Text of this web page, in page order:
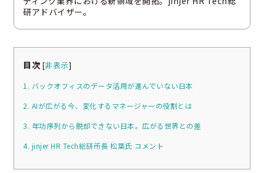
研アドバイザー。
目次 [非表示]
1. バックオフィスのデータ活用が進んでいない日本
2. AIが広がる今、変化するマネージャーの役割とは
3. 年功序列から脱却できない日本。広がる世界との差
4. jinjer HR Tech総研所長 松葉氏 コメント